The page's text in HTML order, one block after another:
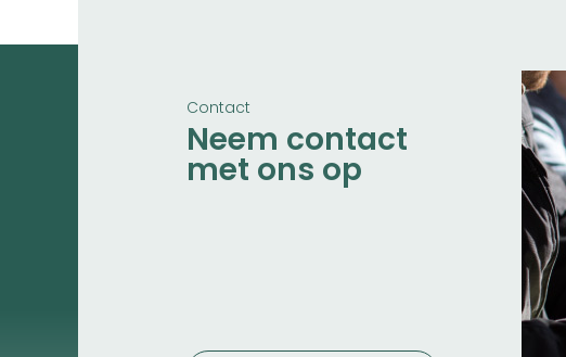
Contact
Neem contact
met ons op